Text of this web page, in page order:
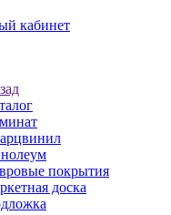
кабинет
покрытия
доска